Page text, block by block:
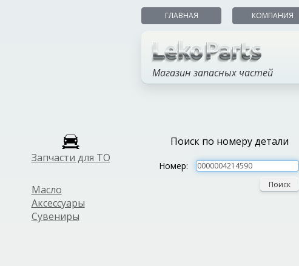
Запчасти для ТО
Масло
Аксессуары
Сувениры
ГЛАВНАЯ КОМПАНИЯ
Магазин запасных частей
Поиск по номеру детали
Номер:
Поиск